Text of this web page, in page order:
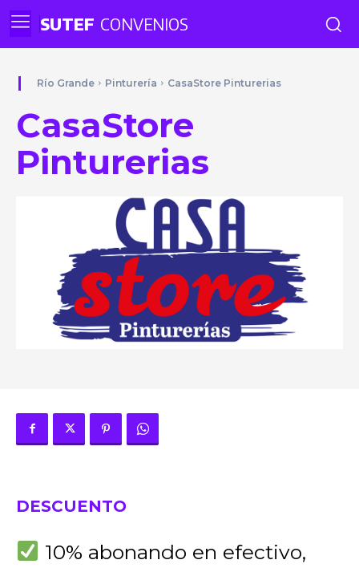
SUTEF CONVENIOS
Río Grande Pinturería CasaStore Pinturerias
CasaStore
Pinturerias
DESCUENTO
10% abonando en efectivo,